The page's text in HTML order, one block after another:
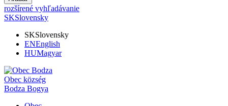
rozšírené vyhľadávanie
SKSlovensky
SKSlovensky
ENEnglish
HUMagyar
Obec község
Bodza Bogya